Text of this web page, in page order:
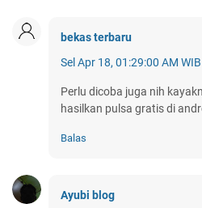
bekas terbaru
Sel Apr 18, 01:29:00 AM WIB
Perlu dicoba juga nih
hasilkan pulsa gratis di
Balas
Ayubi blog